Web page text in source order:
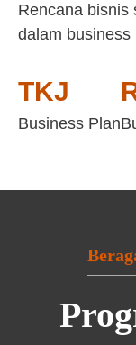
Rencana bisnis
dalam business
TKJ
Business Plan